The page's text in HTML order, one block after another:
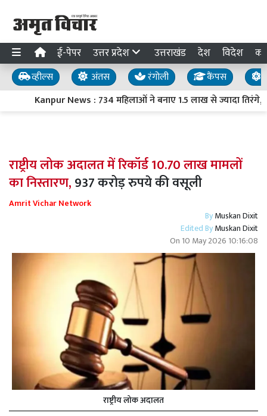
ई-पेपर उत्तर प्रदेश उत्तराखंड देश विदेश
व्हील्स अंतस रंगोली कैंपस
Kanpur News : 734 महिलाओं ने बनाए 1.5 लाख से ज्यादा तिरंगे,
राष्ट्रीय लोक अदालत में रिकॉर्ड 10.70 लाख मामलों
का निस्तारण,937 करोड़ रुपये की वसूली
Amrit Vichar Network
ByMuskan Dixit
Edited ByMuskan Dixit
On 10 May 2026 10:16:08
राष्ट्रीय लोक अदालत